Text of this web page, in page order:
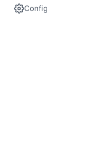
Config